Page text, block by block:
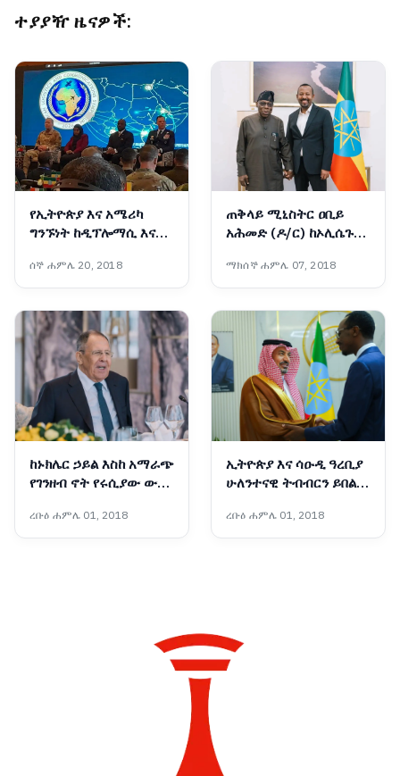
ተያያዥ ዜናዎች:
የኢትዮጵያ እና አሜሪካ
ግንኙነት ከዲፕሎማሲ እና
ስትራቴጂያዊ አጋርነት
እየተሸጋገረ ነው - አምባሳደር
ኤርቪን ማሲንጋ
ሰኞ ሐምሌ 20, 2018
ጠቅላይ ሚኒስትር ዐቢይ
አሕመድ (ዶ/ር) ከኦሊሴጉን
ማክሰኞ ሐምሌ 07, 2018
ከኑክሌር ኃይል እስከ አማራጭ
የገንዘብ ኖት የሩሲያው ውጭ
ለምን ተገኙ?
ረቡዕ ሐምሌ 01, 2018
ኢትዮጵያ እና ሳዑዲ ዓረቢያ
ሁለንተናዊ ትብብርን ይበልጥ
ላይ መከሩ
ረቡዕ ሐምሌ 01, 2018